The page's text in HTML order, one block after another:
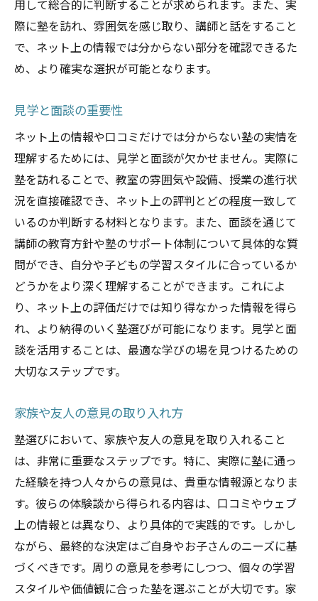
用して総合的に判断することが求められます。また、実
際に塾を訪れ、雰囲気を感じ取り、講師と話をすること
で、ネット上の情報では分からない部分を確認できるた
め、より確実な選択が可能となります。
見学と面談の重要性
ネット上の情報や口コミだけでは分からない塾の実情を
理解するためには、見学と面談が欠かせません。実際に
塾を訪れることで、教室の雰囲気や設備、授業の進行状
況を直接確認でき、ネット上の評判とどの程度一致して
いるのか判断する材料となります。また、面談を通じて
講師の教育方針や塾のサポート体制について具体的な質
問ができ、自分や子どもの学習スタイルに合っているか
どうかをより深く理解することができます。これによ
り、ネット上の評価だけでは知り得なかった情報を得ら
れ、より納得のいく塾選びが可能になります。見学と面
談を活用することは、最適な学びの場を見つけるための
大切なステップです。
家族や友人の意見の取り入れ方
塾選びにおいて、家族や友人の意見を取り入れること
は、非常に重要なステップです。特に、実際に塾に通っ
た経験を持つ人々からの意見は、貴重な情報源となりま
す。彼らの体験談から得られる内容は、口コミやウェブ
上の情報とは異なり、より具体的で実践的です。しかし
ながら、最終的な決定はご自身やお子さんのニーズに基
づくべきです。周りの意見を参考にしつつ、個々の学習
スタイルや価値観に合った塾を選ぶことが大切です。家